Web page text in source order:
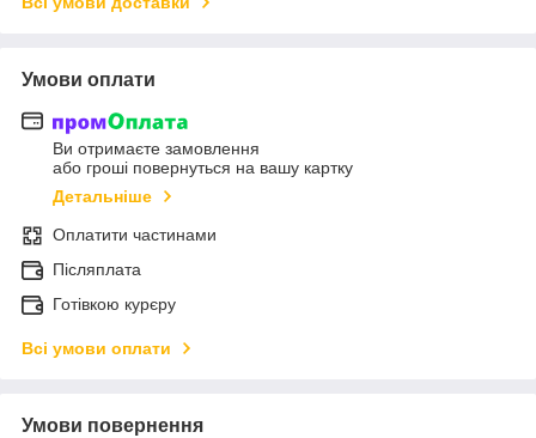
Умови оплати
Ви отримаєте замовлення
або гроші повернуться на вашу картку
Детальніше
Оплатити частинами
Післяплата
Готівкою курєру
Всі умови оплати
Умови повернення